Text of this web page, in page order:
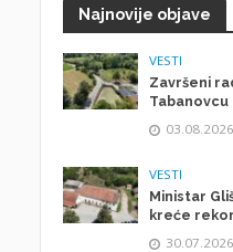
Najnovije objave
VESTI
Završeni
Tabanovcu
03.08.2026.
VESTI
Ministar
kreće
30.07.2026.